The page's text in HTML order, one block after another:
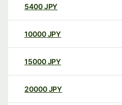
5400JPY
10000 JPY
15000 JPY
20000 JPY